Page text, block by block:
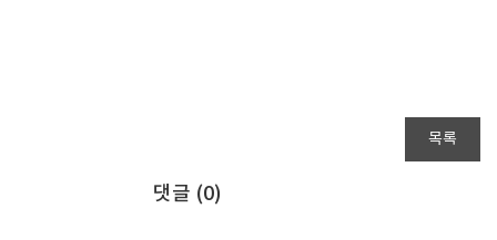
목록
댓글 (0)